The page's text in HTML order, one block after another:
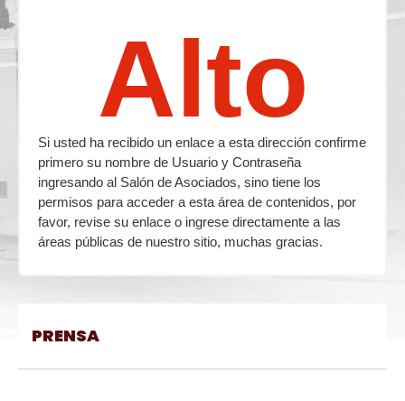
Alto
Si usted ha recibido un enlace a esta dirección confirme
primero su nombre de Usuario y Contraseña
ingresando al Salón de Asociados, sino tiene los
permisos para acceder a esta área de contenidos, por
favor, revise su enlace o ingrese directamente a las
áreas públicas de nuestro sitio, muchas gracias.
PRENSA